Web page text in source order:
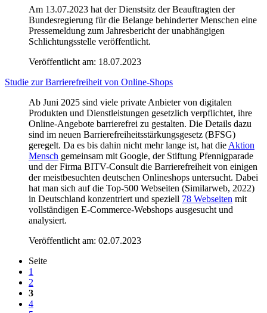
Am 13.07.2023 hat der Dienstsitz der Beauftragten der
Bundesregierung für die Belange behinderter Menschen eine
Pressemeldung zum Jahresbericht der unabhängigen
Schlichtungsstelle veröffentlicht.
Veröffentlicht am: 18.07.2023
Studie zur Barrierefreiheit von Online-Shops
Ab Juni 2025 sind viele private Anbieter von digitalen
Produkten und Dienstleistungen gesetzlich verpflichtet, ihre
Online-Angebote barrierefrei zu gestalten. Die Details dazu
sind im neuen Barrierefreiheitsstärkungsgesetz (BFSG)
geregelt. Da es bis dahin nicht mehr lange ist, hat die Aktion
Mensch gemeinsam mit Google, der Stiftung Pfennigparade
und der Firma BITV-Consult die Barrierefreiheit von einigen
der meistbesuchten deutschen Onlineshops untersucht. Dabei
hat man sich auf die Top-500 Webseiten (Similarweb, 2022)
in Deutschland konzentriert und speziell 78 Webseiten mit
vollständigen E-Commerce-Webshops ausgesucht und
analysiert.
Veröffentlicht am: 02.07.2023
Seite
1
2
3
4